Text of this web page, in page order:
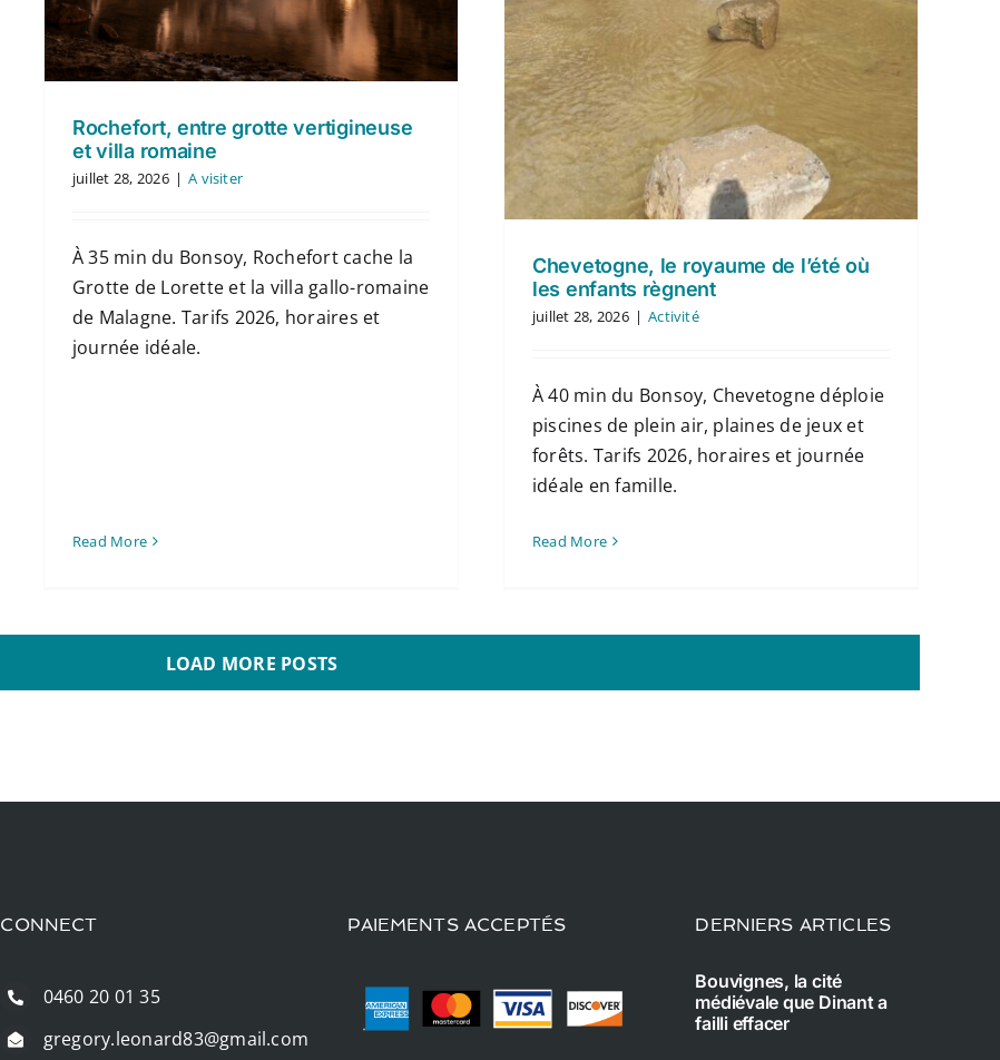
Rochefort, entre grotte vertigineuse
et villa romaine
juillet 28, 2026 | A visiter
À 35 min du Bonsoy, Rochefort cache la
Grotte de Lorette et la villa gallo-romaine
de Malagne. Tarifs 2026, horaires et
journée idéale.
Read More
Chevetogne, le royaume de l’été où
les enfants règnent
juillet 28, 2026 | Activité
À 40 min du Bonsoy, Chevetogne déploie
piscines de plein air, plaines de jeux et
forêts. Tarifs 2026, horaires et journée
idéale en famille.
Read More
LOAD MORE POSTS
CONNECT
0460 20 01 35
gregory.leonard83@gmail.com
PAIEMENTS ACCEPTÉS DERNIERS ARTICLES
Bouvignes, la cité
médiévale que Dinant a
failli effacer